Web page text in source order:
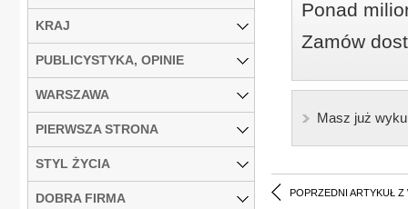
Ponad
Zamów
Masz już
POPRZEDNI ARTYKUŁ Z
KRAJ
PUBLICYSTYKA, OPINIE
WARSZAWA
PIERWSZA STRONA
STYL ŻYCIA
DOBRA FIRMA